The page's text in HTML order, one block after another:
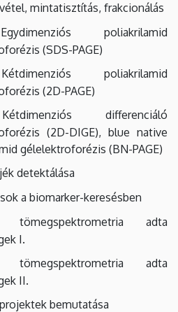
mintatisztítás, frakcionálás
Egydimenziós poliakrilamid
(SDS-PAGE)
Kétdimenziós poliakrilamid
(2D-PAGE)
Kétdimenziós differenciáló
(2D-DIGE), blue native
gélelektroforézis (BN-PAGE)
detektálása
a biomarker-keresésben
tömegspektrometria adta
I.
tömegspektrometria adta
II.
bemutatása